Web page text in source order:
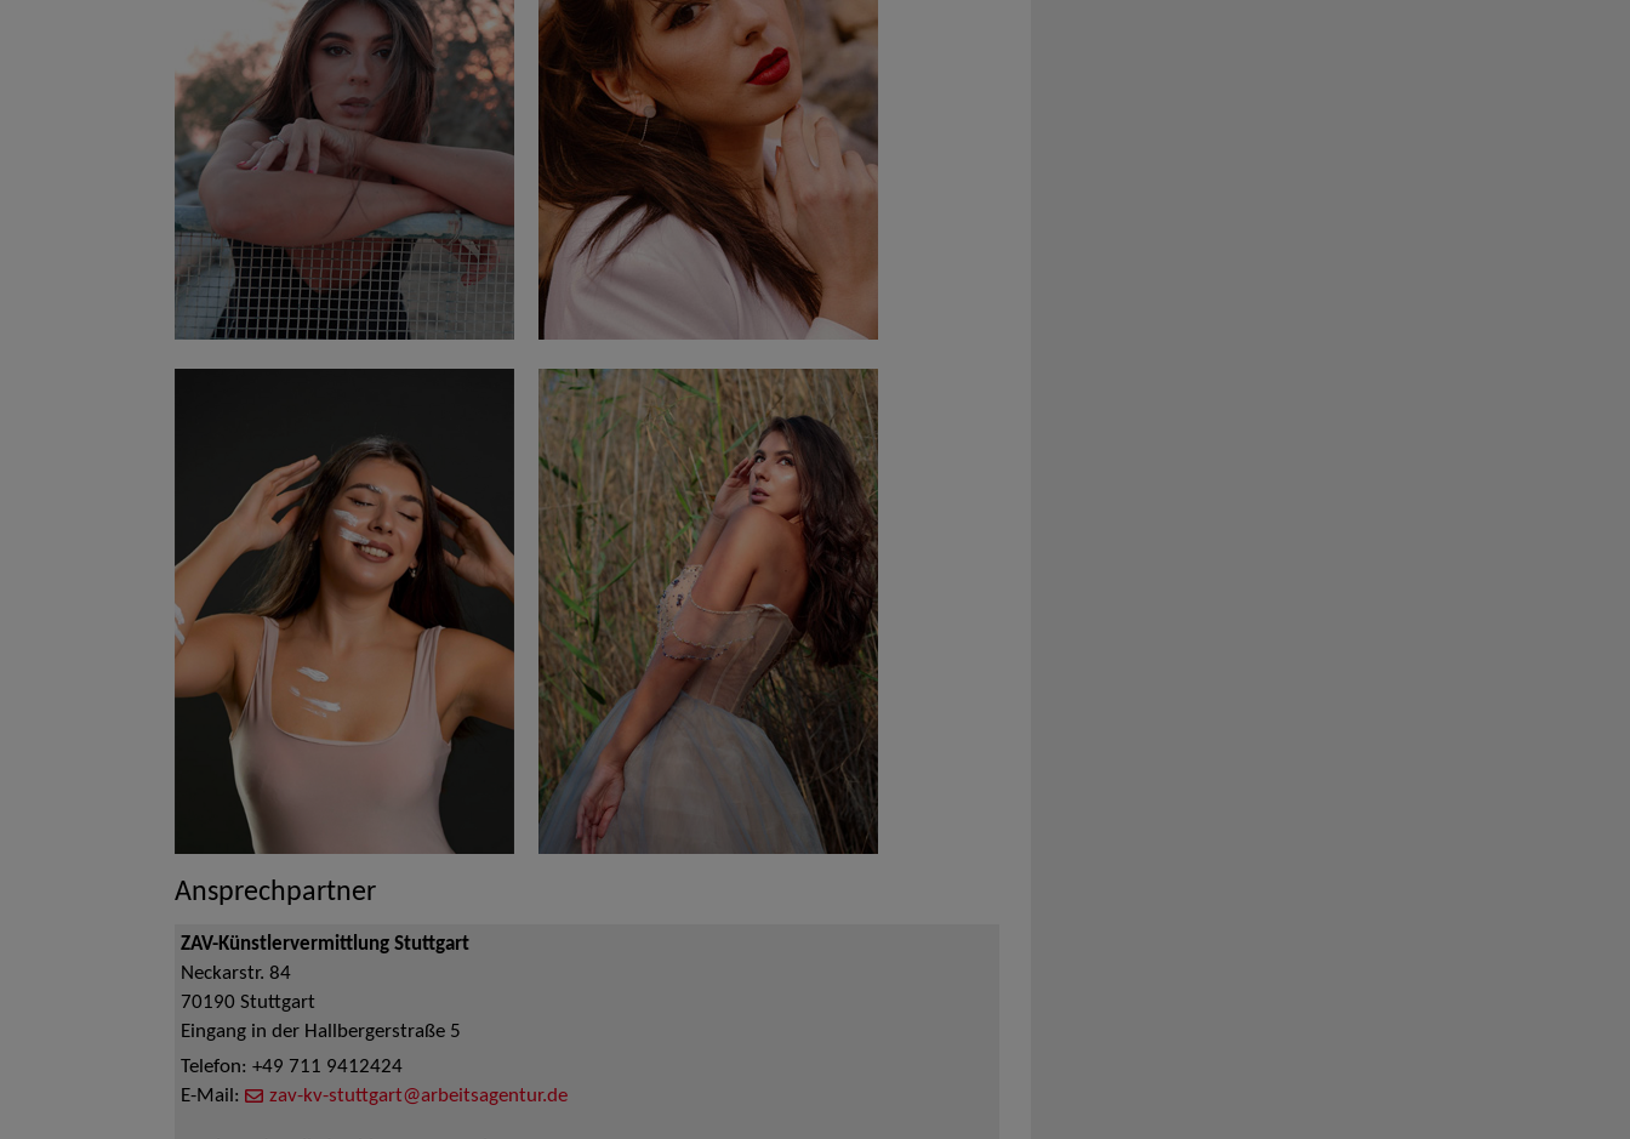
Ansprechpartner
ZAV-Künstlervermittlung Stuttgart
Neckarstr. 84
70190 Stuttgart
Eingang in der Hallbergerstraße 5
Telefon: +49 711 9412424
E-Mail:
zav-kv-stuttgart@arbeitsagentur.de